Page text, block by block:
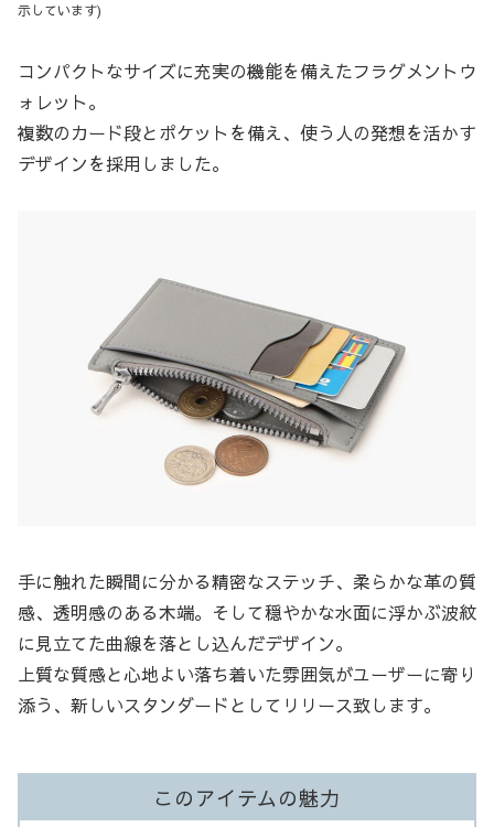
示しています)
コンパクトなサイズに充実の機能を備えたフラグメントウ
ォレット。
複数のカード段とポケットを備え、使う人の発想を活かす
デザインを採用しました。
手に触れた瞬間に分かる精密なステッチ、柔らかな革の質
感、透明感のある木端。そして穏やかな水面に浮かぶ波紋
に見立てた曲線を落とし込んだデザイン。
上質な質感と心地よい落ち着いた雰囲気がユーザーに寄り
添う、新しいスタンダードとしてリリース致します。
このアイテムの魅力